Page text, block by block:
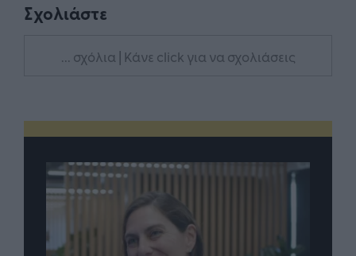
Σχολιάστε
... σχόλια | Κάνε click για να σχολιάσεις